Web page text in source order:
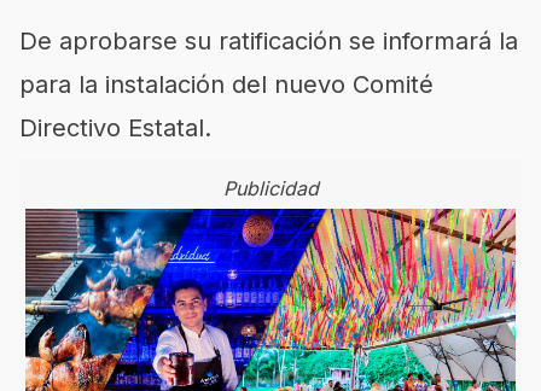
De aprobarse su ratificación se informará la
para la instalación del nuevo Comité
Directivo Estatal.
Publicidad